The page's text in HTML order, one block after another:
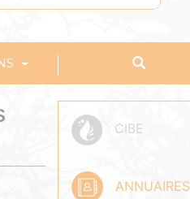
CIBE
ANNUAIRES